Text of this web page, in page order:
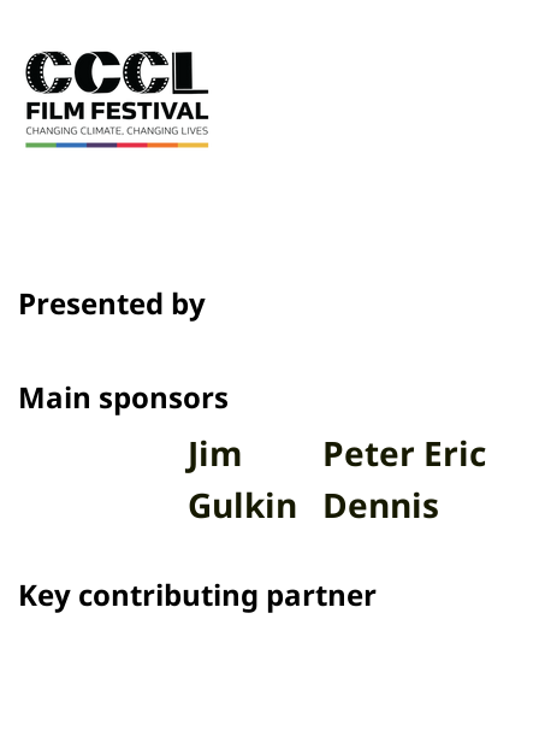
Presented by
Main sponsors
Peter Eric
Dennis
Jim
Gulkin
Key contributing partner